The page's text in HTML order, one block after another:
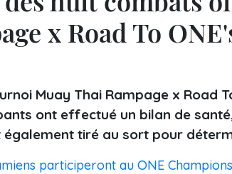
x Road To
Muay Thai Rampage x Road
ont effectué un bilan de
tiré au sort pour
participeront au ONE